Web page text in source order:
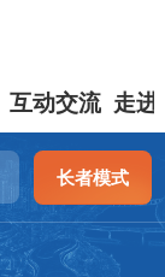
互动交流 走进
长者模式